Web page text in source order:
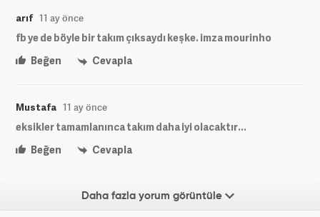
arıf 11 ay önce
fb ye de böyle bir takım çıksaydı keşke. imza mourinho
Beğen
Cevapla
Mustafa 11 ay önce
eksikler tamamlanınca takım daha iyi olacaktır...
Beğen
Cevapla
Daha fazla yorum görüntüle